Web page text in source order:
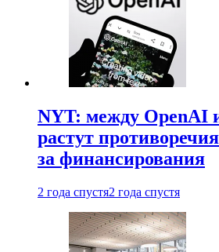
NYT: между OpenAI
растут
за финансирования
2 года спустя2 года спустя